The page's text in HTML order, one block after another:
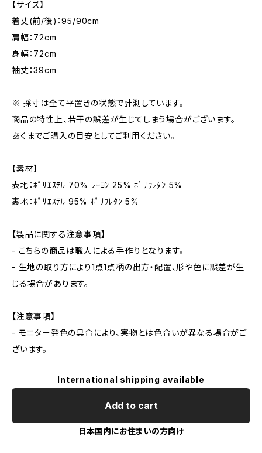
【サイズ】
着丈(前/後)：95/90cm
肩幅：72cm
身幅：72cm
袖丈：39cm
※ 採寸は全て平置きの状態で計測しています。
商品の特性上、若干の誤差が生じてしまう場合がございます。
あくまでご購入の目安としてご利用ください。
【素材】
表地：ﾎﾟﾘｴｽﾃﾙ 70% ﾚｰﾖﾝ 25% ﾎﾟﾘｳﾚﾀﾝ 5%
裏地：ﾎﾟﾘｴｽﾃﾙ 95% ﾎﾟﾘｳﾚﾀﾝ 5%
【製品に関する注意事項】
- こちらの商品は職人による手作りとなります。
- 生地の取り方により1点1点柄の出方・配置、形や色に誤差が生
じる場合があります。
【注意事項】
- モニター発色の具合により、実物とは色合いが異なる場合がご
ざいます。
International shipping available
Add to cart
日本国内にお住まいの方向け